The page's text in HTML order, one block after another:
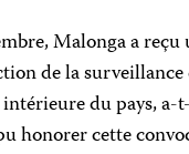
Malonga a
de la
du pays, a-
honorer cette